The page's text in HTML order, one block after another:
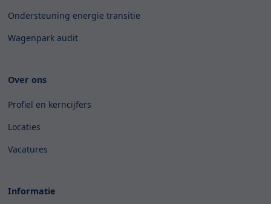
Ondersteuning energie transitie
Wagenpark audit
Over ons
Profiel en kerncijfers
Locaties
Vacatures
Informatie